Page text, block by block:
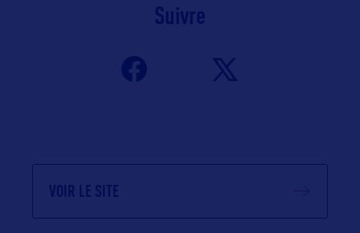
Suivre
VOIR LE SITE